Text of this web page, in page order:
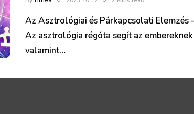
Az Asztrológiai és Párkapcsolati Elemzés
Az asztrológia régóta segít az
valamint…